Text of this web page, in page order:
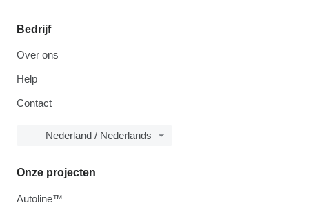
Bedrijf
Over ons
Help
Contact
Nederland / Nederlands
Onze projecten
Autoline™